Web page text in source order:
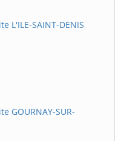
L'ILE-SAINT-DENIS
GOURNAY-SUR-